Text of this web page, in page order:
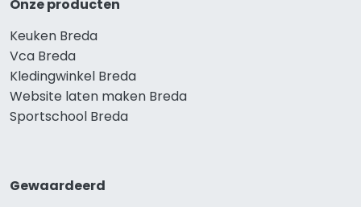
Onze producten
Keuken Breda
Vca Breda
Kledingwinkel Breda
Website laten maken Breda
Sportschool Breda
Gewaardeerd